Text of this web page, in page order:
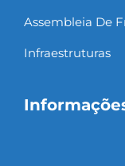
Assembleia De
Infraestruturas